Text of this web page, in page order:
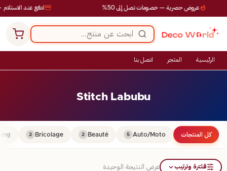
ادفع عند الاستلام عروض حصرية — خصومات تصل إلى 50%
الرئيسية المتجر اتصل بنا
Stitch Labubu
كل المنتجات Auto/Moto
5
Beauté
2
Bricolage
2
فلترة وترتيب عرض النتيجة الوحيدة